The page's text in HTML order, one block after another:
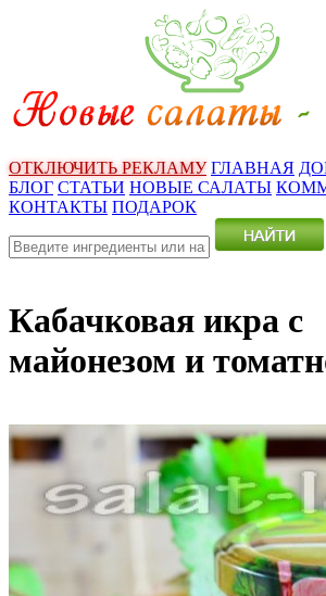
ОТКЛЮЧИТЬ РЕКЛАМУ ГЛАВНАЯ
БЛОГ СТАТЬИ НОВЫЕ САЛАТЫ
КОНТАКТЫ ПОДАРОК
Кабачковая икра с
майонезом и